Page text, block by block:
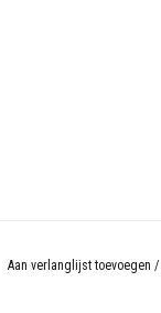
Aan verlanglijst toevoegen /